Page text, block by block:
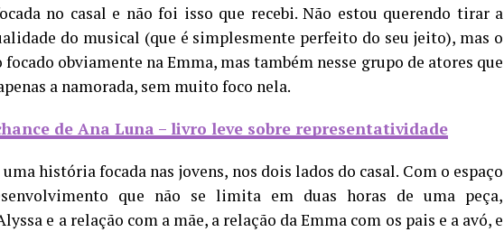
no casal e não foi isso que recebi. Não estou querendo tirar a
do musical (que é simplesmente perfeito do seu jeito), mas o
obviamente na Emma, mas também nesse grupo de atores que
a namorada, sem muito foco nela.
de Ana Luna – livro leve sobre representatividade
história focada nas jovens, nos dois lados do casal. Com o espaço
que não se limita em duas horas de uma peça,
e a relação com a mãe, a relação da Emma com os pais e a avó, e